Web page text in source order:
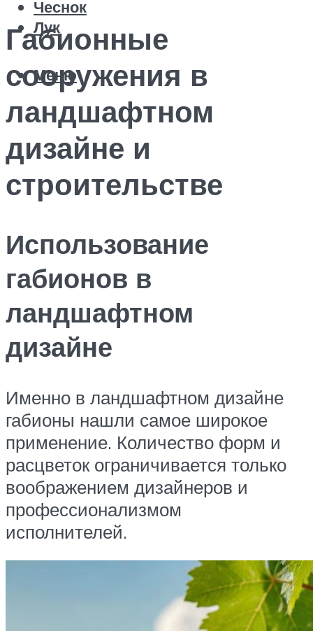
Чеснок
Лук
Меню
Габионные
сооружения в
ландшафтном
дизайне и
строительстве
Использование
габионов в
ландшафтном
дизайне
Именно в ландшафтном дизайне
габионы нашли самое широкое
применение. Количество форм и
расцветок ограничивается только
воображением дизайнеров и
профессионализмом
исполнителей.